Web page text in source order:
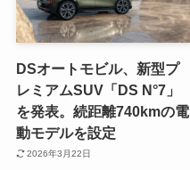
DSオートモビル、新型プ
レミアムSUV「DS N°7」
を発表。続距離740kmの電
動モデルを設定
2026年3月22日